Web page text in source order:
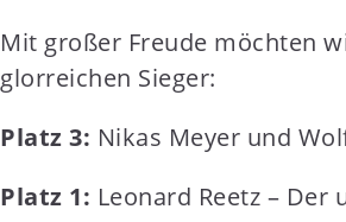
Mit großer Freude möchten
glorreichen Sieger:
Platz 3: Nikas Meyer und
Platz 1: Leonard Reetz –